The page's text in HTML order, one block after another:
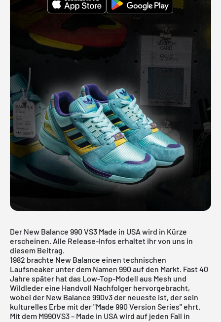
Der New Balance 990 VS3 Made in USA wird in Kürze
erscheinen. Alle Release-Infos erhaltet ihr von uns in
diesem Beitrag.
1982 brachte New Balance einen technischen
Laufsneaker unter dem Namen 990 auf den Markt. Fast 40
Jahre später hat das Low-Top-Modell aus Mesh und
Wildleder eine Handvoll Nachfolger hervorgebracht,
wobei der New Balance 990v3 der neueste ist, der sein
kulturelles Erbe mit der "Made 990 Version Series" ehrt.
Mit dem M990VS3 – Made in USA wird auf jeden Fall in